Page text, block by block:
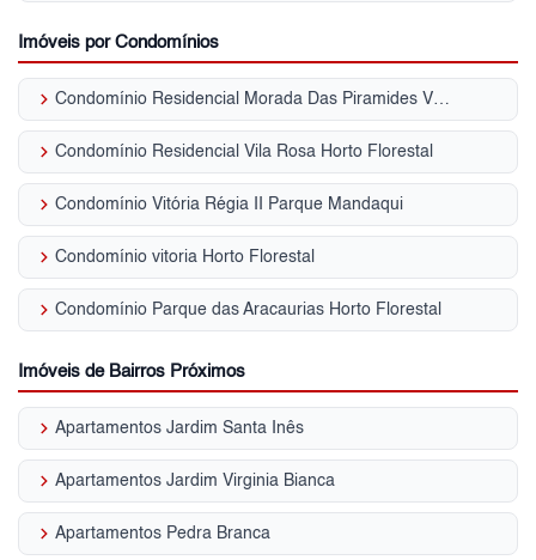
Imóveis por Condomínios
keyboard_arrow_right Condomínio Residencial Morada Das Piramides Vila Amália (Zona Norte)
keyboard_arrow_right Condomínio Residencial Vila Rosa Horto Florestal
keyboard_arrow_right Condomínio Vitória Régia II Parque Mandaqui
keyboard_arrow_right Condomínio vitoria Horto Florestal
keyboard_arrow_right Condomínio Parque das Aracaurias Horto Florestal
Imóveis de Bairros Próximos
keyboard_arrow_right Apartamentos Jardim Santa Inês
keyboard_arrow_right Apartamentos Jardim Virginia Bianca
keyboard_arrow_right Apartamentos Pedra Branca